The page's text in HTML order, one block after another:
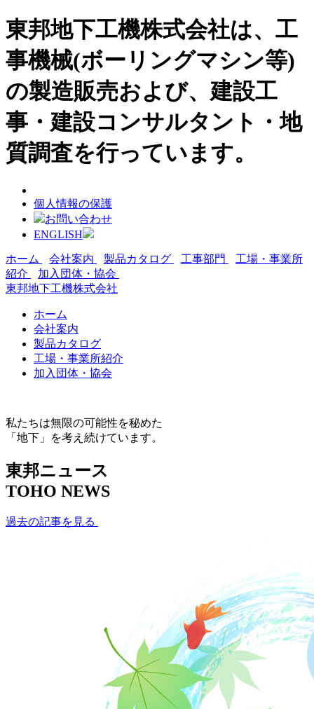
東邦地下工機株式会社は、工
事機械(ボーリングマシン等)
の製造販売および、建設工
事・建設コンサルタント・地
質調査を行っています。
個人情報の保護
お問い合わせ
ENGLISH
ホーム 会社案内 製品カタログ 工事部門
工場・事業所
紹介
加入団体・協会
東邦地下工機株式会社
ホーム
会社案内
製品カタログ
工場・事業所紹介
加入団体・協会
私たちは無限の可能性を秘めた
「地下」を考え続けています。
東邦ニュース
TOHO NEWS
過去の記事を見る